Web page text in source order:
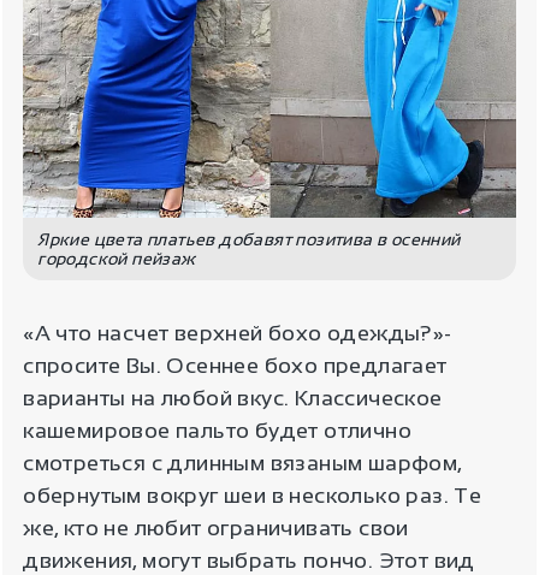
Яркие цвета платьев добавят позитива в осенний
городской пейзаж
«А что насчет верхней бохо одежды?»-
спросите Вы. Осеннее бохо предлагает
варианты на любой вкус. Классическое
кашемировое пальто будет отлично
смотреться с длинным вязаным шарфом,
обернутым вокруг шеи в несколько раз. Те
же, кто не любит ограничивать свои
движения, могут выбрать пончо. Этот вид